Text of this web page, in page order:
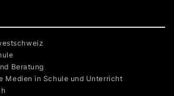
Beratung
Medien in Schule und Unterricht